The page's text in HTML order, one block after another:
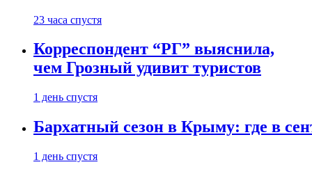
23 часа спустя
Корреспондент “РГ” выяснила,
чем Грозный удивит туристов
1 день спустя
Бархатный сезон в Крыму: где в
1 день спустя